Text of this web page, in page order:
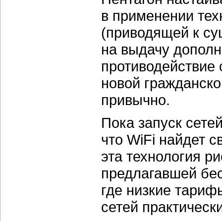
в применении
(приводящей к
на выдачу
новой
привычно.
Пока запуск
что WiFi найдет
эта технология
предлагавшей
где низкие
сетей